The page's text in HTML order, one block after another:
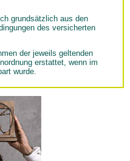
grundsätzlich aus den
des versicherten
der jeweils geltenden
erstattet, wenn im
wurde.